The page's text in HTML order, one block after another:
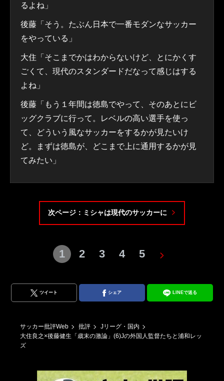
るよね」
後藤「そう。たぶん日本で一番モダンなサッカー
をやっている」
大住「そこまでかはわからないけど、とにかくす
ごくて、現代のスタンダードだなって感じはする
よね」
後藤「もう１年間は徳島でやって、そのあとにビ
ッグクラブに行って。レベルの高い選手を使っ
て、どういう風なサッカーをするかが見たいけ
ど。まずは徳島が、どこまで上に通用するかが見
てみたい」
次ページ：ミシャは現代のサッカーに
1 2 3 4 5
ツイート シェア LINEで送る
サッカー批評Web 批評
Jリーグ・国内
大住良之×後藤健生「歳末の激論」(6)Jの外国人監督たちと浦和レッ
ズ